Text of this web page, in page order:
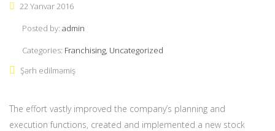
22 Yanvar 2016
Posted by: admin
Categories: Franchising, Uncategorized
Şərh edilməmiş
The effort vastly improved the company’s planning and
execution functions, created and implemented a new stock